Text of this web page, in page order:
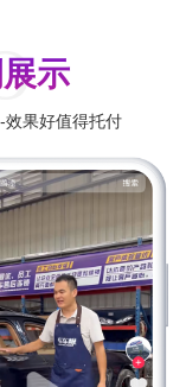
示
果好值得托付